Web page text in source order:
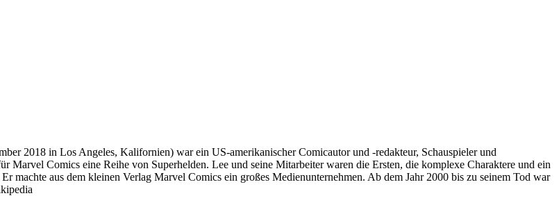
2018 in Los Angeles, Kalifornien) war ein US-amerikanischer Comicautor und -redakteur, Schauspieler und
Comics eine Reihe von Superhelden. Lee und seine Mitarbeiter waren die Ersten, die komplexe Charaktere und ein
machte aus dem kleinen Verlag Marvel Comics ein großes Medienunternehmen. Ab dem Jahr 2000 bis zu seinem Tod war